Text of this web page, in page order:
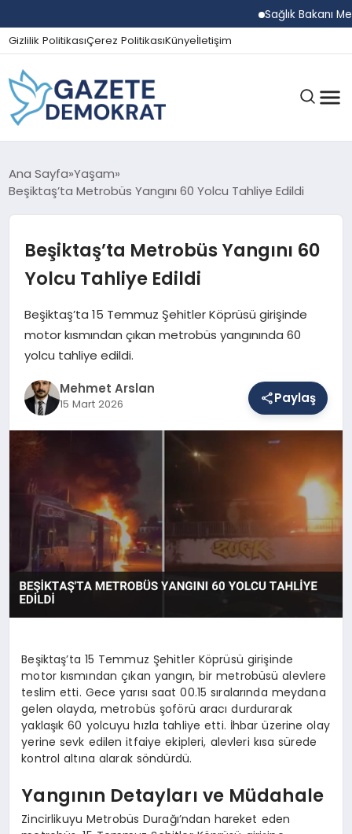
Sağlık Bakanı
Gizlilik PolitikasıÇerez PolitikasıKünyeİletişim
GÜNDEM
SPOR
SAĞLIK
DÜNYA
YAŞAM
Ana Sayfa Yaşam
Beşiktaş’ta Metrobüs Yangını 60 Yolcu Tahliye Edildi
Beşiktaş’ta Metrobüs Yangını 60
Yolcu Tahliye Edildi
Beşiktaş’ta 15 Temmuz Şehitler Köprüsü girişinde
motor kısmından çıkan metrobüs yangınında 60
yolcu tahliye edildi.
Mehmet Arslan
15 Mart 2026 Paylaş
Beşiktaş’ta 15 Temmuz Şehitler Köprüsü girişinde
motor kısmından çıkan yangın, bir metrobüsü alevlere
teslim etti. Gece yarısı saat 00.15 sıralarında meydana
gelen olayda, metrobüs şoförü aracı durdurarak
yaklaşık 60 yolcuyu hızla tahliye etti. İhbar üzerine olay
yerine sevk edilen itfaiye ekipleri, alevleri kısa sürede
kontrol altına alarak söndürdü.
Yangının Detayları ve Müdahale
Zincirlikuyu Metrobüs Durağı’ndan hareket eden